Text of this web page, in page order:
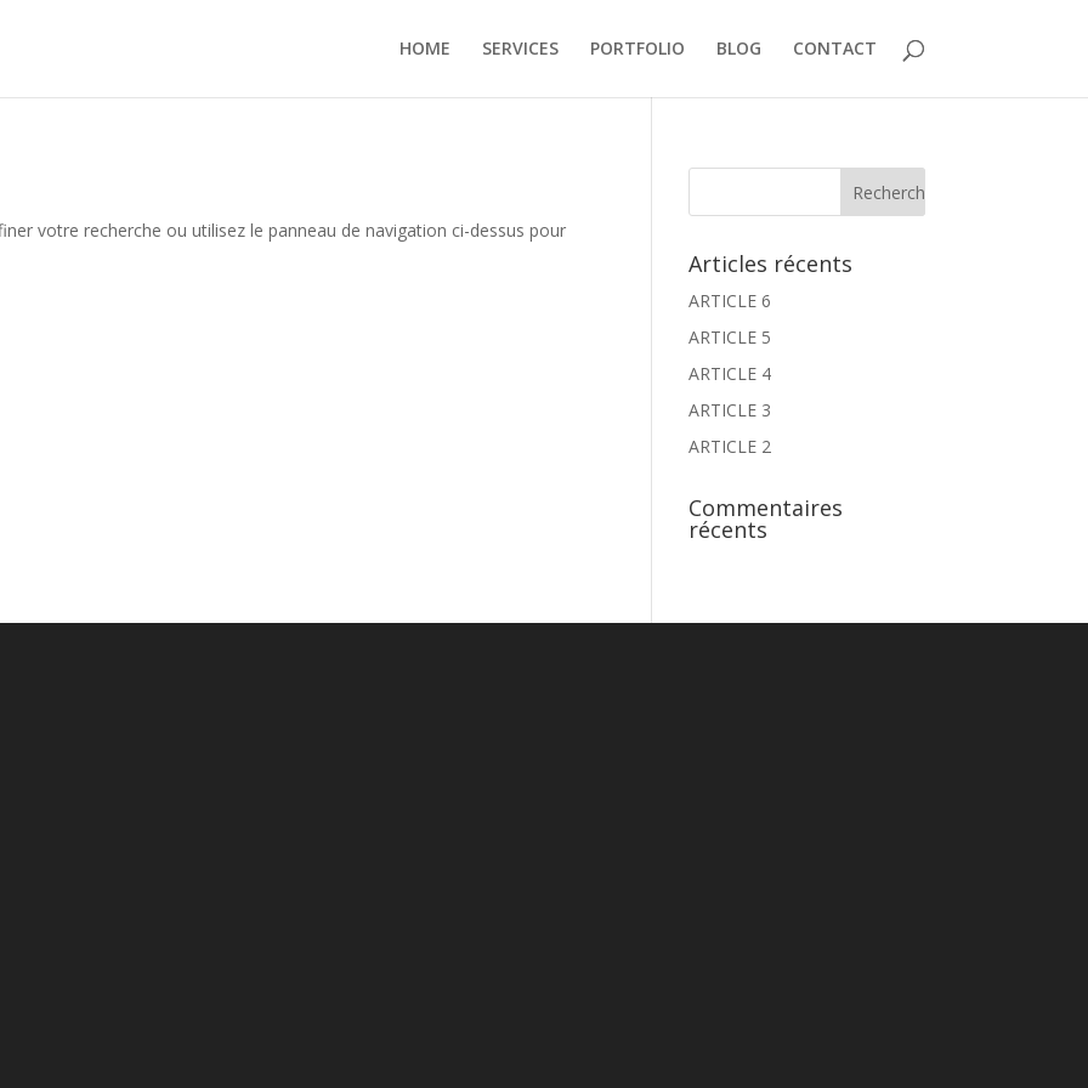
HOME SERVICES PORTFOLIO BLOG CONTACT
votre recherche ou utilisez le panneau de navigation ci-dessus pour
Articles récents
ARTICLE 6
ARTICLE 5
ARTICLE 4
ARTICLE 3
ARTICLE 2
Commentaires
récents